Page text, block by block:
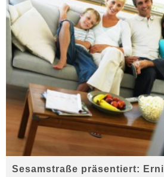
Sesamstraße präsentiert: